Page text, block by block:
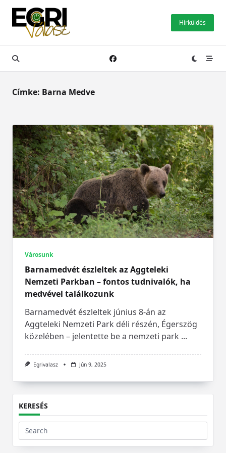
Skip
content
Hírküldés
Címke: Barna Medve
Városunk
Barnamedvét észleltek az Aggteleki
Nemzeti Parkban – fontos tudnivalók, ha
medvével találkozunk
Barnamedvét észleltek június 8-án az
Aggteleki Nemzeti Park déli részén, Égerszög
közelében – jelentette be a nemzeti park ...
Egrivalasz Jún 9, 2025
KERESÉS
Search
for: